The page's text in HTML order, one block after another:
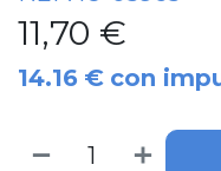
11,70 €
14.16 € con